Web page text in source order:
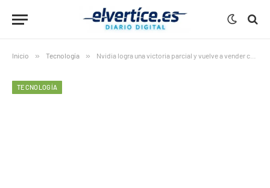
Inicio » Tecnología » Nvidia logra una victoria parcial y vuelve a vender chips de IA a China bajo estrictas condiciones
TECNOLOGÍA